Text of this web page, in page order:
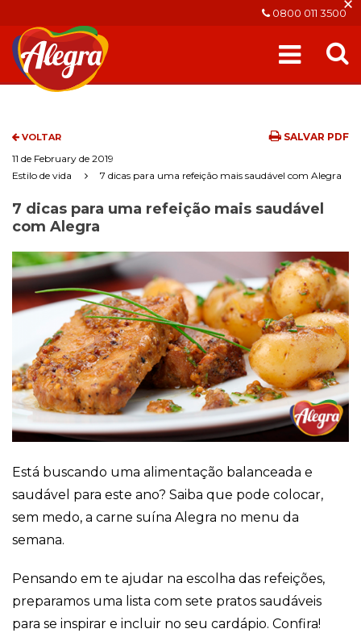
0800 011 3500
VOLTAR
SALVAR PDF
11 de February de 2019
Estilo de vida
7 dicas para uma refeição mais saudável com Alegra
7 dicas para uma refeição mais saudável
com Alegra
Está buscando uma alimentação balanceada e
saudável para este ano? Saiba que pode colocar,
sem medo, a carne suína Alegra no menu da
semana.
Pensando em te ajudar na escolha das refeições,
preparamos uma lista com sete pratos saudáveis
para se inspirar e incluir no seu cardápio. Confira!
Cookies
Necessários
não são
são necessários
para o
Eu aceito os
Cookies de
Funcionalidade